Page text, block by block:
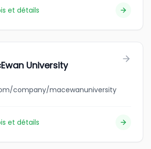
et détails
University
company/macewanuniversity
et détails